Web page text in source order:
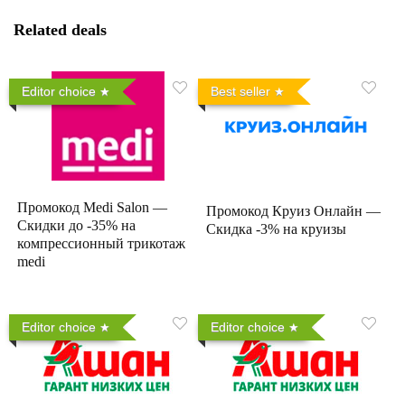
Related deals
Editor choice
Промокод Medi Salon —
Скидки до -35% на
компрессионный трикотаж
medi
Best seller
Промокод Круиз Онлайн —
Скидка -3% на круизы
Editor choice Editor choice